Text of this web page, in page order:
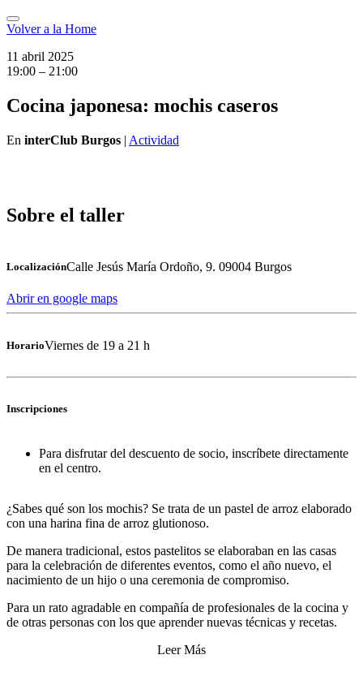
Volver a la Home
11 abril 2025
19:00 – 21:00
Cocina japonesa: mochis caseros
En interClub Burgos | Actividad
Sobre el taller
LocalizaciónCalle Jesús María Ordoño, 9. 09004 Burgos
Abrir en google maps
HorarioViernes de 19 a 21 h
Inscripciones
Para disfrutar del descuento de socio, inscríbete directamente
en el centro.
¿Sabes qué son los mochis? Se trata de un pastel de arroz elaborado
con una harina fina de arroz glutionoso.
De manera tradicional, estos pastelitos se elaboraban en las casas
para la celebración de diferentes eventos, como el año nuevo, el
nacimiento de un hijo o una ceremonia de compromiso.
Para un rato agradable en compañía de profesionales de la cocina y
de otras personas con los que aprender nuevas técnicas y recetas.
Leer Más